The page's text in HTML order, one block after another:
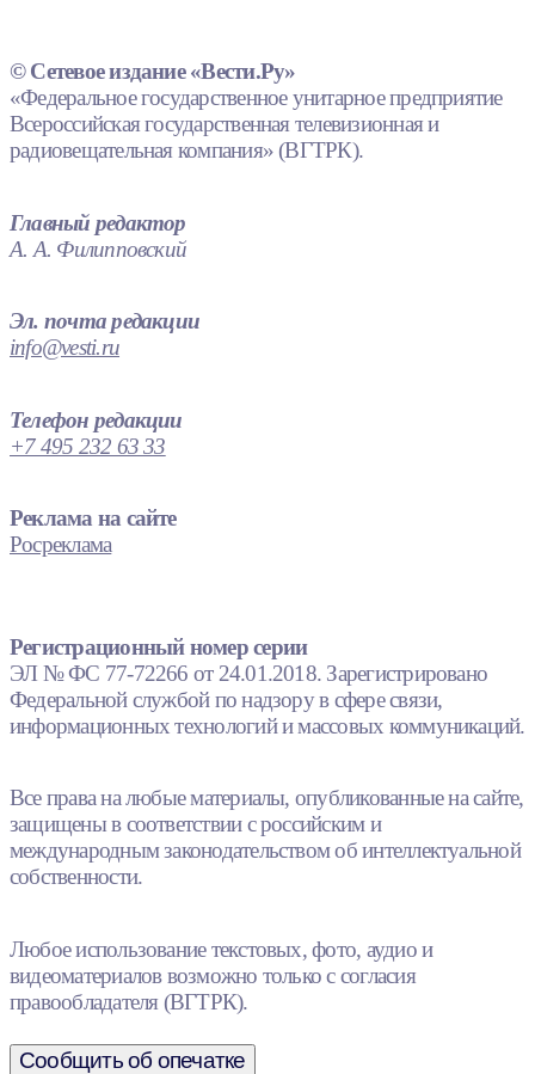
© Сетевое издание «Вести.Ру»
«Федеральное государственное унитарное предприятие
Всероссийская государственная телевизионная и
радиовещательная компания» (ВГТРК).
Главный редактор
А. А. Филипповский
Эл. почта редакции
info@vesti.ru
Телефон редакции
+7 495 232 63 33
Реклама на сайте
Росреклама
Регистрационный номер серии
ЭЛ № ФС 77-72266 от 24.01.2018. Зарегистрировано
Федеральной службой по надзору в сфере связи,
информационных технологий и массовых коммуникаций.
Все права на любые материалы, опубликованные на сайте,
защищены в соответствии с российским и
международным законодательством об интеллектуальной
собственности.
Любое использование текстовых, фото, аудио и
видеоматериалов возможно только с согласия
правообладателя (ВГТРК).
Сообщить об опечатке